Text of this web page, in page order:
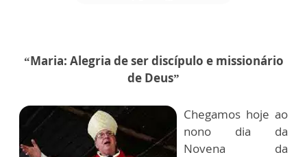
“Maria: Alegria de ser discípulo e missionário
de Deus”
Chegamos hoje ao
nono dia da
Novena da